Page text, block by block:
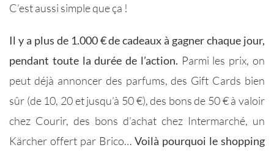
C’est aussi simple que ça !
Il y a plus de 1.000 € de cadeaux à gagner chaque jour,
pendant toute la durée de l’action. Parmi les prix, on
peut déjà annoncer des parfums, des Gift Cards bien
sûr (de 10, 20 et jusqu’à 50 €), des bons de 50 € à valoir
chez Courir, des bons d’achat chez Intermarché, un
Kärcher offert par Brico… Voilà pourquoi le shopping